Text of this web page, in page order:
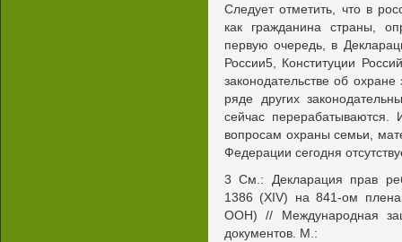
Следует отметить, что в
как гражданина страны,
первую очередь, в
России5, Конституции
законодательстве об
ряде других
сейчас перерабатываются.
вопросам охраны семьи,
Федерации сегодня
3 См.: Декларация прав
1386 (XIV) на 841-ом
ООН) // Международная
документов. М.: